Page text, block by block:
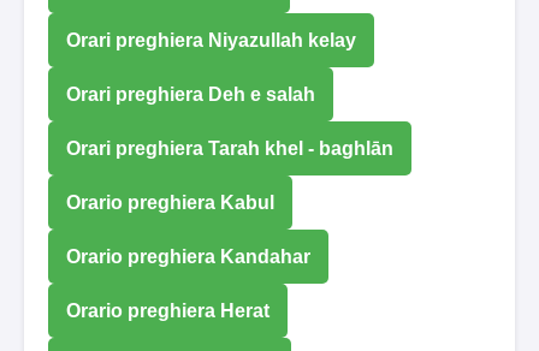
Orari preghiera Niyazullah kelay
Orari preghiera Deh e salah
Orari preghiera Tarah khel - baghlān
Orario preghiera Kabul
Orario preghiera Kandahar
Orario preghiera Herat